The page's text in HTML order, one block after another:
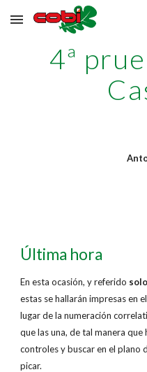
Skip to main content
4ª
Última hora
En esta ocasión, y referido
estas se hallarán impresas en
lugar de la numeración
que las una, de tal manera
controles y buscar en el plano
picar.